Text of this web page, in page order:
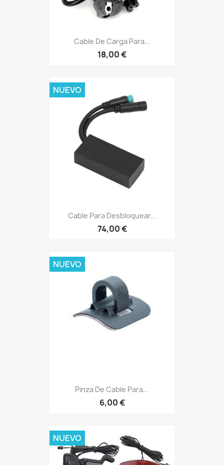
Cable De Carga Para...
18,00 €
Cable Para Desbloquear...
74,00 €
NUEVO
Pinza De Cable Para...
6,00 €
NUEVO
NUEVO